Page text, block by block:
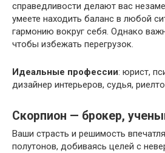
справедливости делают вас
умеете находить баланс в любой
гармонию вокруг себя. Однако
чтобы избежать перегрузок.
Идеальные профессии: юрист,
дизайнер интерьеров, судья,
Скорпион — брокер,
Ваши страсть и решимость
полутонов, добиваясь целей с